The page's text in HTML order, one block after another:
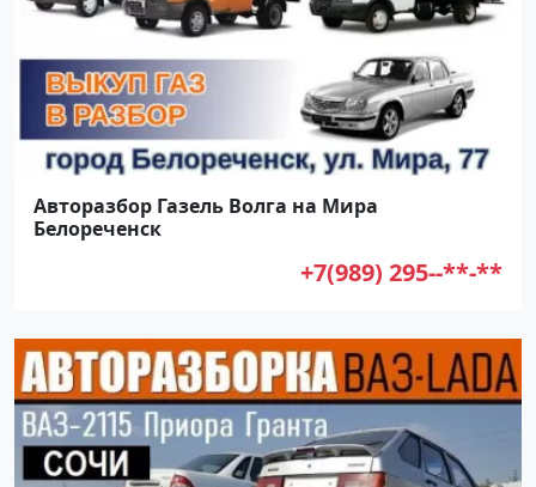
Авторазбор Газель Волга на Мира
Белореченск
+7(989) 295--**-**